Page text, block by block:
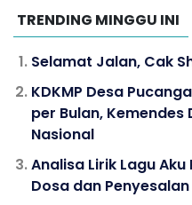
TRENDING MINGGU INI
Selamat Jalan, Cak
KDKMP Desa
per Bulan,
Nasional
Analisa Lirik Lagu
Dosa dan